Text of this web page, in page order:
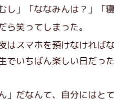
し」「ななみんは？」
笑ってしまった。
はスマホを預けなければ
でいちばん楽しい日だっ
」だなんて、自分にはと